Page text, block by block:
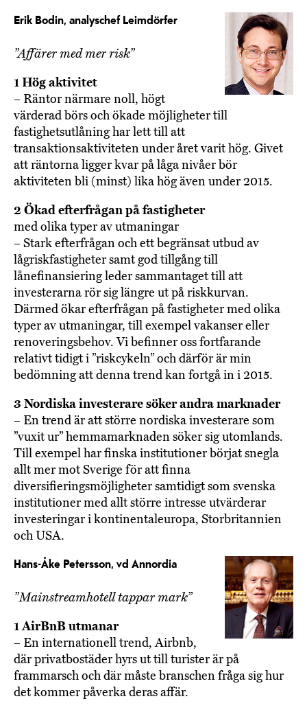
Erik Bodin, analyschef Leimdörfer
”Affärer med mer risk”
1 Hög aktivitet
– Räntor närmare noll, högt
värderad börs och ökade möjligheter till
fastighetsutlåning har lett till att
transaktionsaktiviteten under året varit hög. Givet
att räntorna ligger kvar på låga nivåer bör
aktiviteten bli (minst) lika hög även under 2015.
2 Ökad efterfrågan på fastigheter
med olika typer av utmaningar
– Stark efterfrågan och ett begränsat utbud av
lågriskfastigheter samt god tillgång till
lånefinansiering leder sammantaget till att
investerarna rör sig längre ut på riskkurvan.
Därmed ökar efterfrågan på fastigheter med olika
typer av utmaningar, till exempel vakanser eller
renoveringsbehov. Vi befinner oss fortfarande
relativt tidigt i ”riskcykeln” och därför är min
bedömning att denna trend kan fortgå in i 2015.
3 Nordiska investerare söker andra marknader
– En trend är att större nordiska investerare som
”vuxit ur” hemmamarknaden söker sig utomlands.
Till exempel har finska institutioner börjat snegla
allt mer mot Sverige för att finna
diversifieringsmöjlig­heter samtidigt som svenska
institutioner med allt större intresse utvärderar
investeringar i kontinentaleuropa, Storbritannien
och USA.
Hans-Åke Petersson, vd Annordia
”Mainstreamhotell tappar mark”
1 AirBnB utmanar
– En internationell trend, Airbnb,
där privatbostäder hyrs ut till turister är på
frammarsch och där måste branschen fråga sig hur
det kommer påverka deras affär.